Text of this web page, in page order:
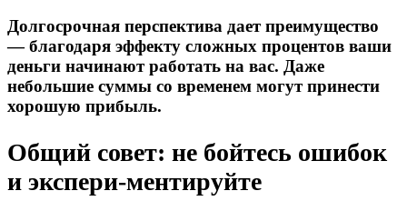
Долгосрочная перспектива дает преимущество
— благодаря эффекту сложных процентов ваши
деньги начинают работать на вас. Даже
небольшие суммы со временем могут принести
хорошую прибыль.
Общий совет: не бойтесь ошибок
и экспери-ментируйте